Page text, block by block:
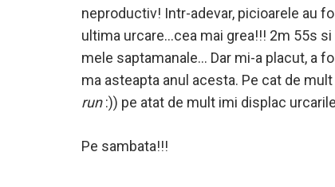
neproductiv! Intr-adevar, picioarele au
ultima urcare…cea mai grea!!! 2m 55s
mele saptamanale… Dar mi-a placut, a
ma asteapta anul acesta. Pe cat de
run:)) pe atat de mult imi displac
Pe sambata!!!